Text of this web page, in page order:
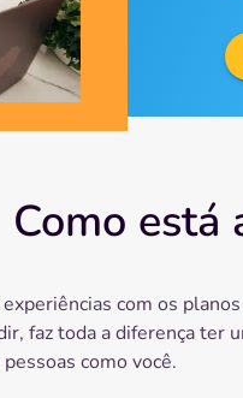
Como está
com os
faz toda a diferença ter
como você.